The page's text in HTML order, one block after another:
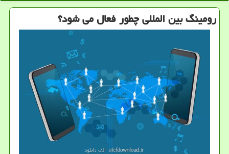
رومینگ بین المللی چطور فعال می شود؟